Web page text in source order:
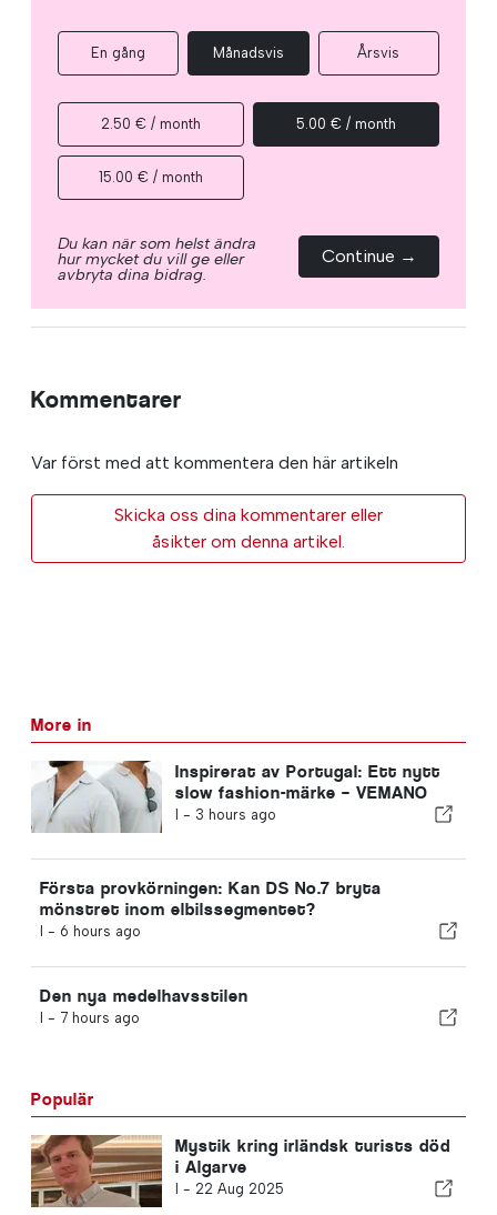
En gång Månadsvis Årsvis
2.50 € / month 5.00 € / month
15.00 € / month
Du kan när som helst ändra
hur mycket du vill ge eller
avbryta dina bidrag.
Continue →
Kommentarer
Var först med att kommentera den här artikeln
Skicka oss dina kommentarer eller
åsikter om denna artikel.
More in
Inspirerat av Portugal: Ett nytt
slow fashion-märke – VEMANO
I - 3 hours ago
Första provkörningen: Kan DS No.7 bryta
mönstret inom elbilssegmentet?
I - 6 hours ago
Den nya medelhavsstilen
I - 7 hours ago
Populär
Mystik kring irländsk turists död
i Algarve
I - 22 Aug 2025